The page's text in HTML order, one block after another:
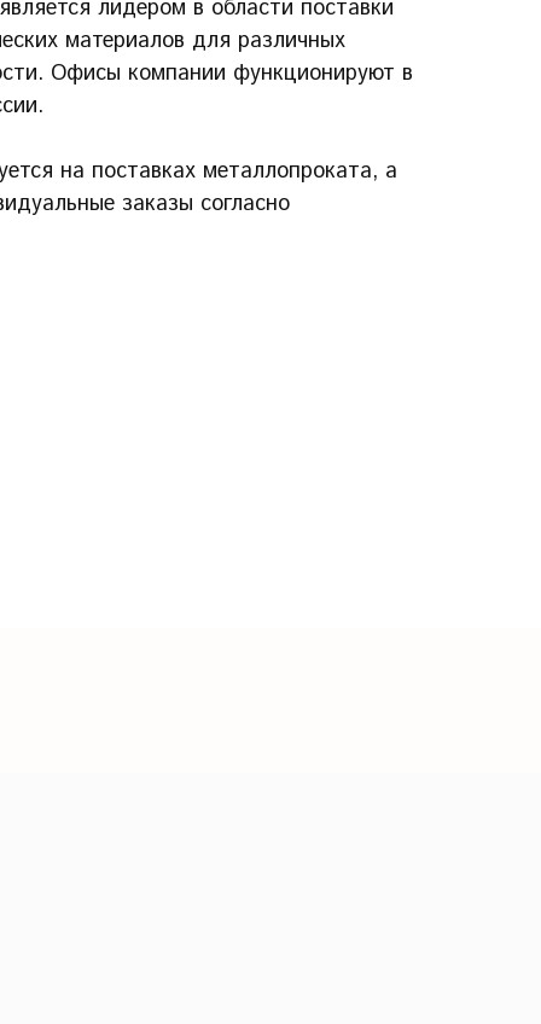
лидером в области поставки
материалов для различных
Офисы компании функционируют в
на поставках металлопроката, а
заказы согласно